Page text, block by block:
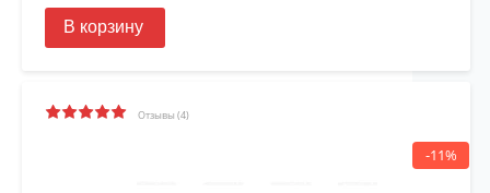
В корзину
Отзывы (4)
-11%